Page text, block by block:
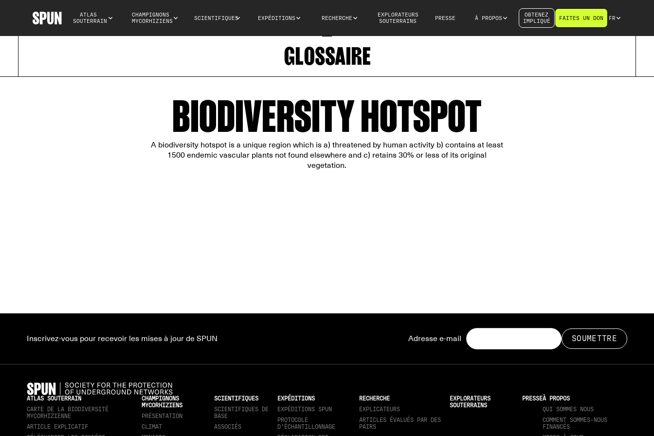
ATLAS
SOUTERRAIN
CHAMPIGNONS
MYCORHIZIENS
SCIENTIFIQUES EXPÉDITIONS RECHERCHE
EXPLORATEURS
SOUTERRAINS
PRESSE À PROPOS
OBTENEZ
IMPLIQUÉ
FAITES UN DON FR
GLOSSAIRE
BIODIVERSITY HOTSPOT
A biodiversity hotspot is a unique region which is a) threatened by human activity b) contains at least
1500 endemic vascular plants not found elsewhere and c) retains 30% or less of its original
vegetation.
Inscrivez-vous pour recevoir les mises à jour de SPUN Adresse e-mail
ATLAS SOUTERRAIN
CARTE DE LA BIODIVERSITÉ
MYCORHIZIENNE
ARTICLE EXPLICATIF
CHAMPIGNONS
MYCORHIZIENS
PRÉSENTATION
CLIMAT
SCIENTIFIQUES
SCIENTIFIQUES DE
BASE
ASSOCIÉS
EXPÉDITIONS
EXPÉDITIONS SPUN
PROTOCOLE
D'ÉCHANTILLONNAGE
RECHERCHE
EXPLICATEURS
ARTICLES ÉVALUÉS PAR DES
PAIRS
EXPLORATEURS
SOUTERRAINS
PRESSEÀ PROPOS
QUI SOMMES NOUS
COMMENT SOMMES-NOUS
FINANCÉS